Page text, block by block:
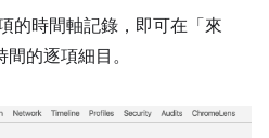
的時間軸記錄，即可在「來
的逐項細目。